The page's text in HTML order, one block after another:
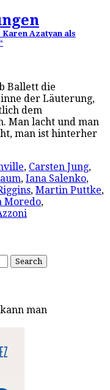
Azatyan als
Ballett die
der Läuterung,
dem
Man lacht und man
man ist hinterher
, Carsten Jung,
, Iana Salenko,
, Martin Puttke,
Moredo,
man